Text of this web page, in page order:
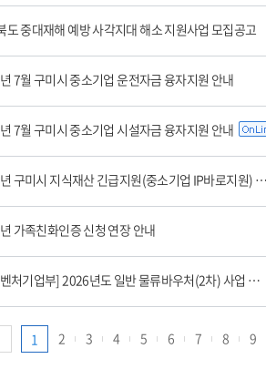
도 중대재해 예방 사각지대 해소 지원사업 모집공고
7월 구미시 중소기업 운전자금 융자지원 안내
7월 구미시 중소기업 시설자금 융자지원 안내
미시 지식재산 긴급지원(중소기업 IP바로지원) 사업 모집공고(3차)
가족친화인증 신청 연장 안내
기업부] 2026년도 일반 물류바우처(2차) 사업 참여기업 모집 공고
1 2 3 4 5 6 7 8 9